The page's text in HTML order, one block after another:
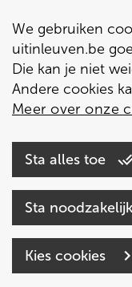
We gebruiken
uitinleuven.be
Die kan je niet
Andere cookies
Meer over onze
Sta alles toe
Sta
Kies cookies